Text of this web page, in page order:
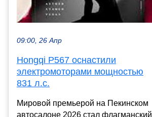
09:00, 26 Апр
Hongqi P567 оснастили
электромоторами мощностью
831 л.с.
Мировой премьерой на Пекинском
автосалоне 2026 стал флагманский